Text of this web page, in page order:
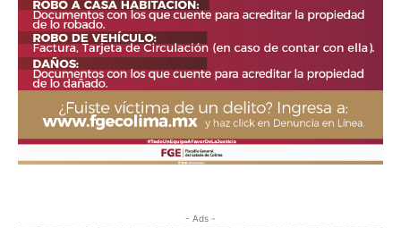
- Ads -